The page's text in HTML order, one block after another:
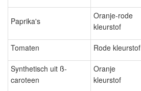
Paprika's
Oranje-rode
kleurstof
Tomaten Rode kleurstof
Synthetisch uit ß-
caroteen
Oranje
kleurstof